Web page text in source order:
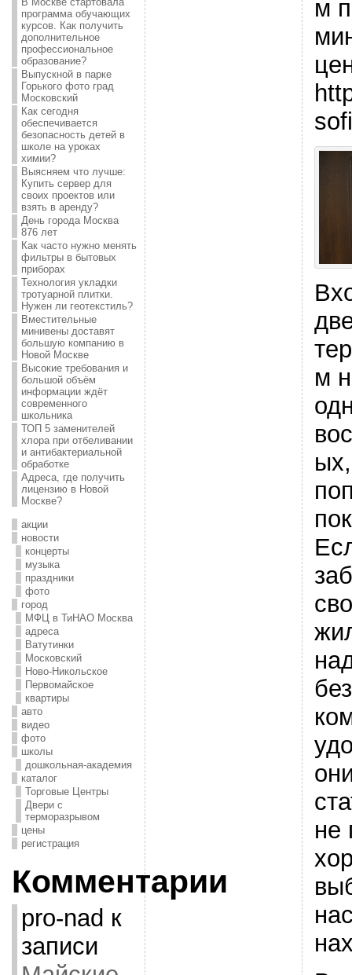
программа обучающих
курсов. Как получить
дополнительное
профессиональное
образование?
Выпускной в парке
Горького фото град
Московский
Как сегодня
обеспечивается
безопасность детей в
школе на уроках
химии?
Выясняем что лучше:
Купить сервер для
своих проектов или
взять в аренду?
День города Москва
876 лет
Как часто нужно менять
фильтры в бытовых
приборах
Технология укладки
тротуарной плитки.
Нужен ли геотекстиль?
Вместительные
минивены доставят
большую компанию в
Новой Москве
Высокие требования и
большой объём
информации ждёт
современного
школьника
ТОП 5 заменителей
хлора при отбеливании
и антибактериальной
обработке
Адреса, где получить
лицензию в Новой
Москве?
акции
новости
концерты
музыка
праздники
фото
город
МФЦ в ТиНАО Москва
адреса
Ватутинки
Московский
Ново-Никольское
Первомайское
квартиры
авто
видео
фото
школы
дошкольная-академия
каталог
Торговые Центры
Двери с
терморазрывом
цены
регистрация
Комментарии
pro-nad к
записи
м
м
ых,
не